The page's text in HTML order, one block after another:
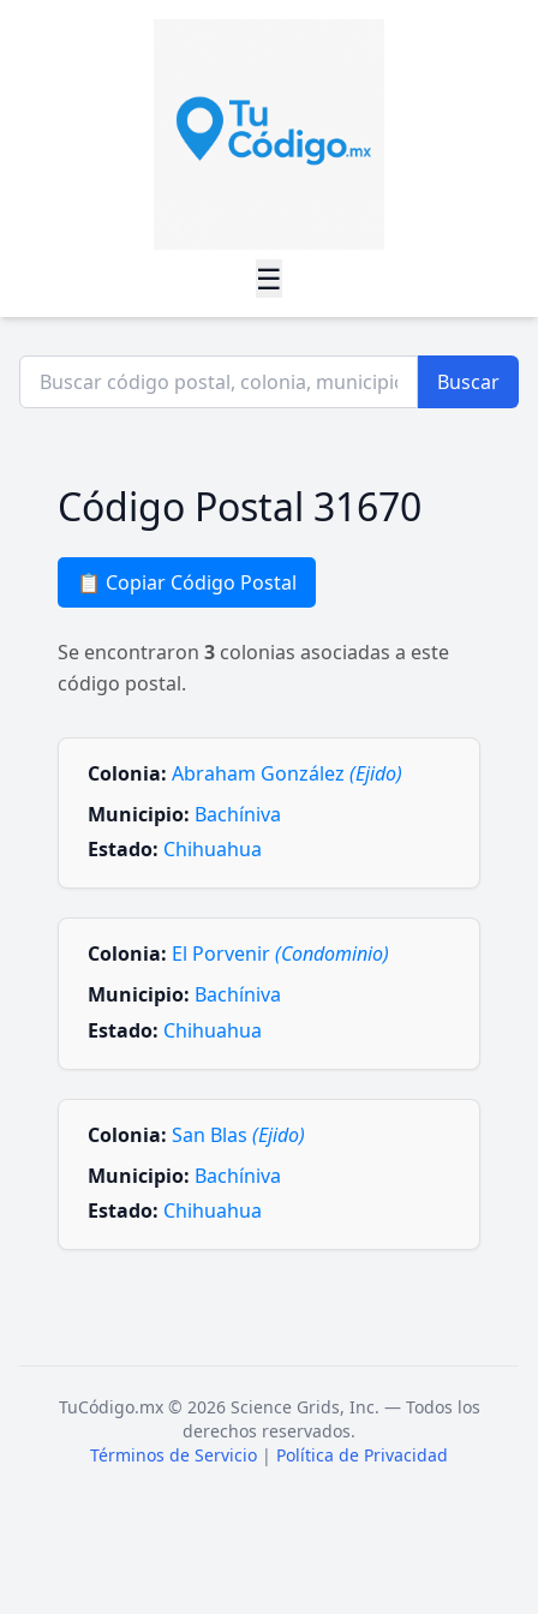
☰
Buscar
Código Postal 31670
📋 Copiar Código Postal
Se encontraron 3 colonias asociadas a este
código postal.
Colonia: Abraham González (Ejido)
Municipio: Bachíniva
Estado: Chihuahua
Colonia: El Porvenir(Condominio)
Municipio: Bachíniva
Estado: Chihuahua
Colonia: San Blas (Ejido)
Municipio: Bachíniva
Estado: Chihuahua
TuCódigo.mx © 2026 Science Grids, Inc. — Todos los
derechos reservados.
Términos de Servicio | Política de Privacidad